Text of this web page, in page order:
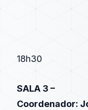
18h30
SALA 3 –
Coordenador: